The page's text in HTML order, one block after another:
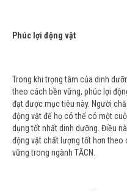
Phúc lợi động vật
Trong khi trọng tâm của dinh
theo cách bền vững, phúc lợi
đạt được mục tiêu này. Người
động vật để họ có thể có một
dụng tốt nhất dinh dưỡng. Điều
động vật chất lượng tốt hơn theo
vững trong ngành TĂCN.